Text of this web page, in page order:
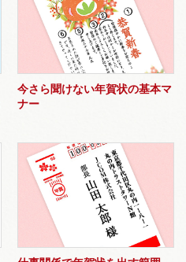
今さら聞けない年賀状の基本マ
ナー